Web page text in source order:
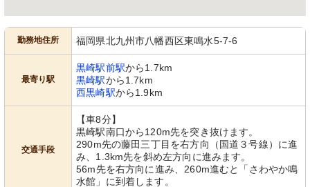
勤務地住所 福岡県北九州市八幡西区東鳴水5-7-6
最寄り駅
黒崎駅前駅から1.7km
黒崎駅から1.7km
西黒崎駅から1.9km
交通手段
【車8分】
黒崎駅南口から120m先を突き抜けます。
290m先の藤田三丁目を右方向（国道３号線）に進
み、1.3km先を斜め左方向に進みます。
56m先を右方向に進み、260m進むと「さわやか鳴
水館」に到着します。